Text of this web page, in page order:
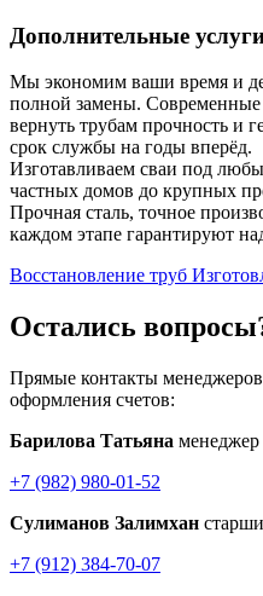
Дополнительные
Мы экономим ваши время и
полной замены. Современные
вернуть трубам прочность и
срок службы на годы вперёд.
Изготавливаем сваи под
частных домов до крупных
Прочная сталь, точное
каждом этапе гарантируют
Восстановление труб
Остались
Прямые контакты менеджеров
оформления счетов:
Барилова Татьяна менеджер
+7 (982) 980-01-52
Сулиманов Залимхан
+7 (912) 384-70-07